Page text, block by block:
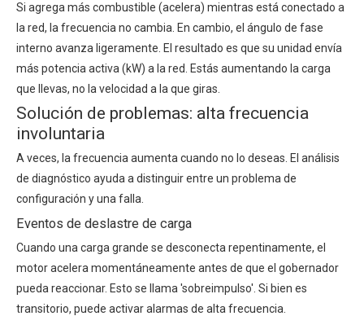
Si agrega más combustible (acelera) mientras está conectado a
la red, la frecuencia no cambia. En cambio, el ángulo de fase
interno avanza ligeramente. El resultado es que su unidad envía
más potencia activa (kW) a la red. Estás aumentando la carga
que llevas, no la velocidad a la que giras.
Solución de problemas: alta frecuencia
involuntaria
A veces, la frecuencia aumenta cuando no lo deseas. El análisis
de diagnóstico ayuda a distinguir entre un problema de
configuración y una falla.
Eventos de deslastre de carga
Cuando una carga grande se desconecta repentinamente, el
motor acelera momentáneamente antes de que el gobernador
pueda reaccionar. Esto se llama 'sobreimpulso'. Si bien es
transitorio, puede activar alarmas de alta frecuencia.